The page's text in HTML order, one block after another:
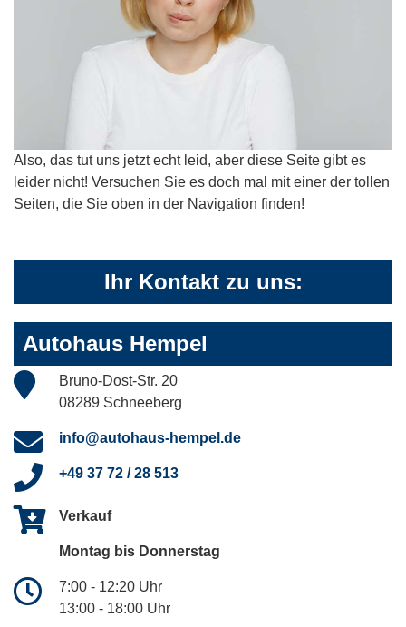
Also, das tut uns jetzt echt leid, aber diese Seite gibt es
leider nicht! Versuchen Sie es doch mal mit einer der tollen
Seiten, die Sie oben in der Navigation finden!
Ihr Kontakt zu uns:
Autohaus Hempel
Bruno-Dost-Str. 20
08289 Schneeberg
info@autohaus-hempel.de
+49 37 72 / 28 513
Verkauf
Montag bis Donnerstag
7:00 - 12:20 Uhr
13:00 - 18:00 Uhr